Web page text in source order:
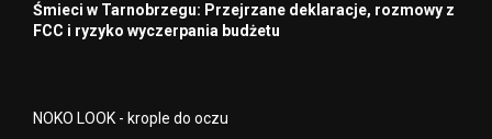
Śmieci w Tarnobrzegu: Przejrzane deklaracje, rozmowy z
FCC i ryzyko wyczerpania budżetu
NOKO LOOK - krople do oczu